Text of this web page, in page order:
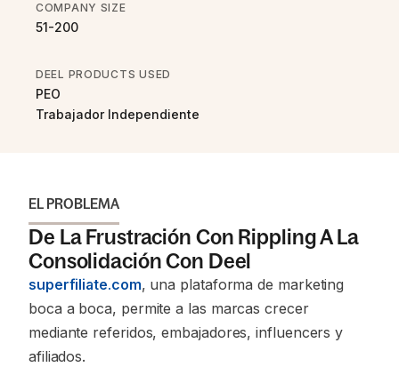
COMPANY SIZE
51-200
DEEL PRODUCTS USED
PEO
Trabajador Independiente
EL PROBLEMA
De La Frustración Con Rippling A La
Consolidación Con Deel
superfiliate.com, una plataforma de marketing
boca a boca, permite a las marcas crecer
mediante referidos, embajadores, influencers y
afiliados.